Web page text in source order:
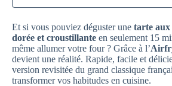
Et si vous pouviez déguster une tarte aux
dorée et croustillante en seulement 15
même allumer votre four ? Grâce à l’
devient une réalité. Rapide, facile et
version revisitée du grand classique
transformer vos habitudes en cuisine.